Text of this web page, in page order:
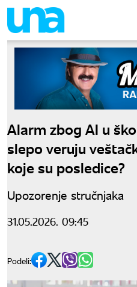
Alarm zbog AI u
slepo veruju
koje su posledice?
Upozorenje stručnjaka
31.05.2026. 09:45
Podeli: